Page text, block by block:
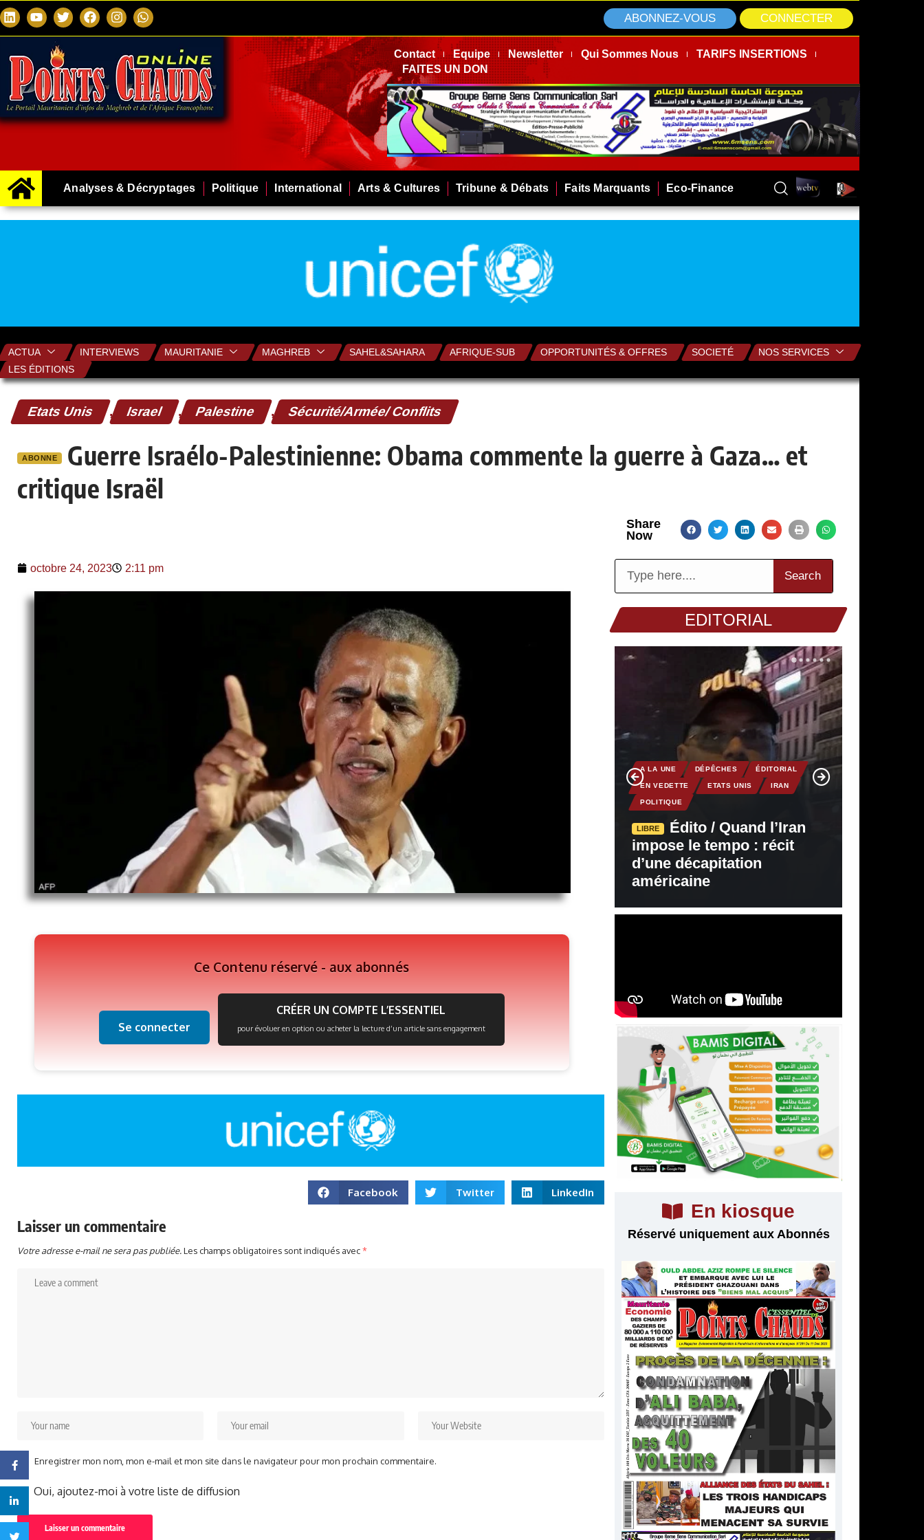
ABONNEZ-VOUS CONNECTER
Contact Equipe Newsletter Qui Sommes Nous
TARIFS INSERTIONS
FAITES UN DON
Analyses & Décryptages Politique International Arts & Cultures Tribune & Débats Faits Marquants Eco-Finance
ACTUA INTERVIEWS MAURITANIE MAGHREB SAHEL&SAHARA AFRIQUE-SUB OPPORTUNITÉS & OFFRES SOCIETÉ
NOS SERVICES
LES ÉDITIONS
Etats Unis , Israel , Palestine , Sécurité/Armée/ Conflits
ABONNE
Guerre Israélo-Palestinienne: Obama commente la guerre à Gaza… et
critique Israël
Share
Now
octobre 24, 2023 2:11 pm
Facebook
Linkedin
Ce Contenu réservé - aux abonnés
Se connecter
CRÉER UN COMPTE L’ESSENTIEL
pour évoluer en option ou acheter la lecture d’un article sans engagement
Facebook Twitter LinkedIn
Laisser un commentaire
Votre adresse e-mail ne sera pas publiée.Les champs obligatoires sont indiqués avec*
Enregistrer mon nom, mon e-mail et mon site dans le navigateur pour mon prochain commentaire.
Oui, ajoutez-moi à votre liste de diffusion
Search
EDITORIAL
A LA UNE DÉPÊCHES ÉDITORIAL
EN VEDETTE ETATS UNIS IRAN
POLITIQUE
LIBRE
Édito / Quand l’Iran
impose le tempo : récit
d’une décapitation
américaine
En kiosque
Réservé uniquement aux Abonnés